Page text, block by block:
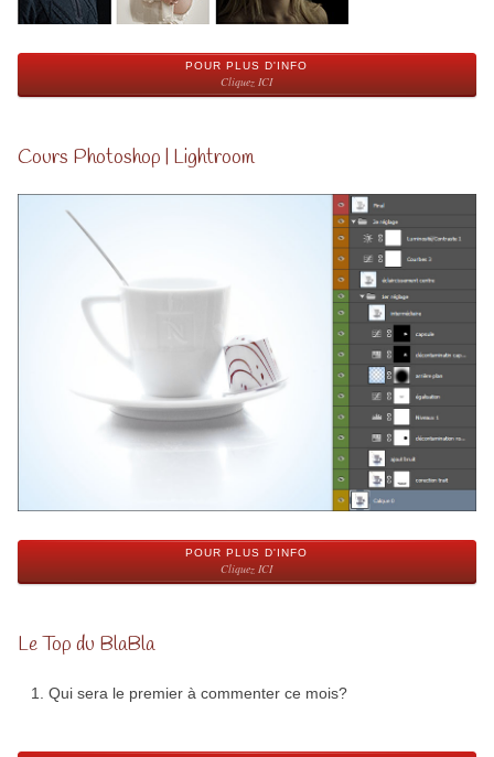
POUR PLUS D'INFO
Cliquez ICI
Cours Photoshop | Lightroom
POUR PLUS D'INFO
Cliquez ICI
Le Top du BlaBla
Qui sera le premier à commenter ce mois?